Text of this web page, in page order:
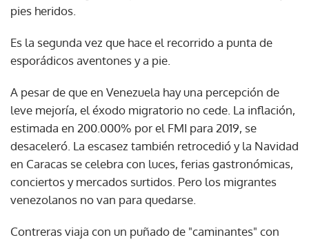
pies heridos.
Es la segunda vez que hace el recorrido a punta de
esporádicos aventones y a pie.
A pesar de que en Venezuela hay una percepción de
leve mejoría, el éxodo migratorio no cede. La inflación,
estimada en 200.000% por el FMI para 2019, se
desaceleró. La escasez también retrocedió y la Navidad
en Caracas se celebra con luces, ferias gastronómicas,
conciertos y mercados surtidos. Pero los migrantes
venezolanos no van para quedarse.
Contreras viaja con un puñado de "caminantes" con